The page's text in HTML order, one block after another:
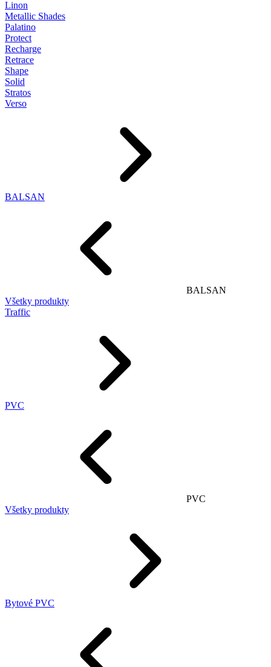
Linon
Metallic Shades
Palatino
Protect
Recharge
Retrace
Shape
Solid
Stratos
Verso
BALSAN
BALSAN
Všetky produkty
Traffic
PVC
PVC
Všetky produkty
Bytové PVC